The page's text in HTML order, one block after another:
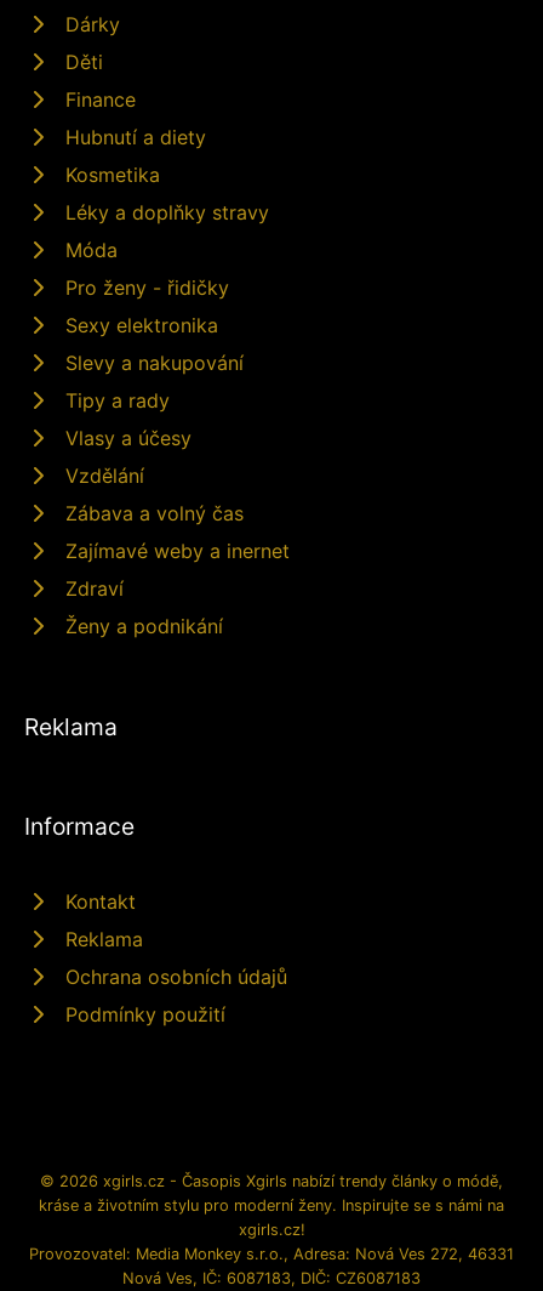
Dárky
Děti
Finance
Hubnutí a diety
Kosmetika
Léky a doplňky stravy
Móda
Pro ženy - řidičky
Sexy elektronika
Slevy a nakupování
Tipy a rady
Vlasy a účesy
Vzdělání
Zábava a volný čas
Zajímavé weby a inernet
Zdraví
Ženy a podnikání
Reklama
Informace
Kontakt
Reklama
Ochrana osobních údajů
Podmínky použití
© 2026 xgirls.cz - Časopis Xgirls nabízí trendy články o módě,
kráse a životním stylu pro moderní ženy. Inspirujte se s námi na
xgirls.cz!
Provozovatel: Media Monkey s.r.o., Adresa: Nová Ves 272, 46331
Nová Ves, IČ: 6087183, DIČ: CZ6087183